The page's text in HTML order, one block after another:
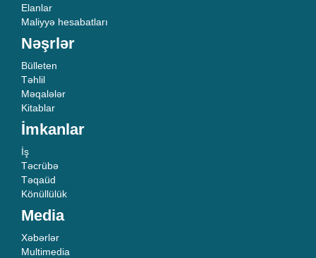
Elanlar
Maliyyə hesabatları
Nəşrlər
Bülleten
Təhlil
Məqalələr
Kitablar
İmkanlar
İş
Təcrübə
Təqaüd
Könüllülük
Media
Xəbərlər
Multimedia